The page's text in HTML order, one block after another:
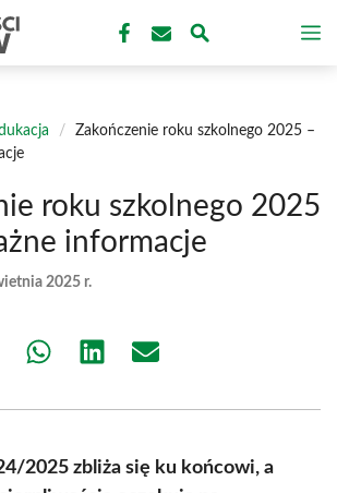
/
Zakończenie roku szkolnego 2025 –
roku szkolnego 2025
informacje
2025 r.
Share Share Share
2025 zbliża się ku końcowi, a